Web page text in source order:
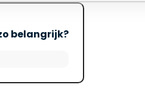
belangrijk?